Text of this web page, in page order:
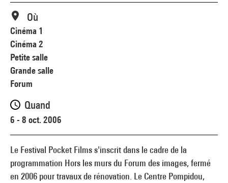
Le Festival Pocket Films s'inscrit dans le cadre de la
programmation Hors les murs du Forum des images, fermé
en 2006 pour travaux de rénovation. Le Centre Pompidou,
Où
Cinéma 1
Cinéma 2
Petite salle
Grande salle
Forum
Quand
6 - 8 oct. 2006